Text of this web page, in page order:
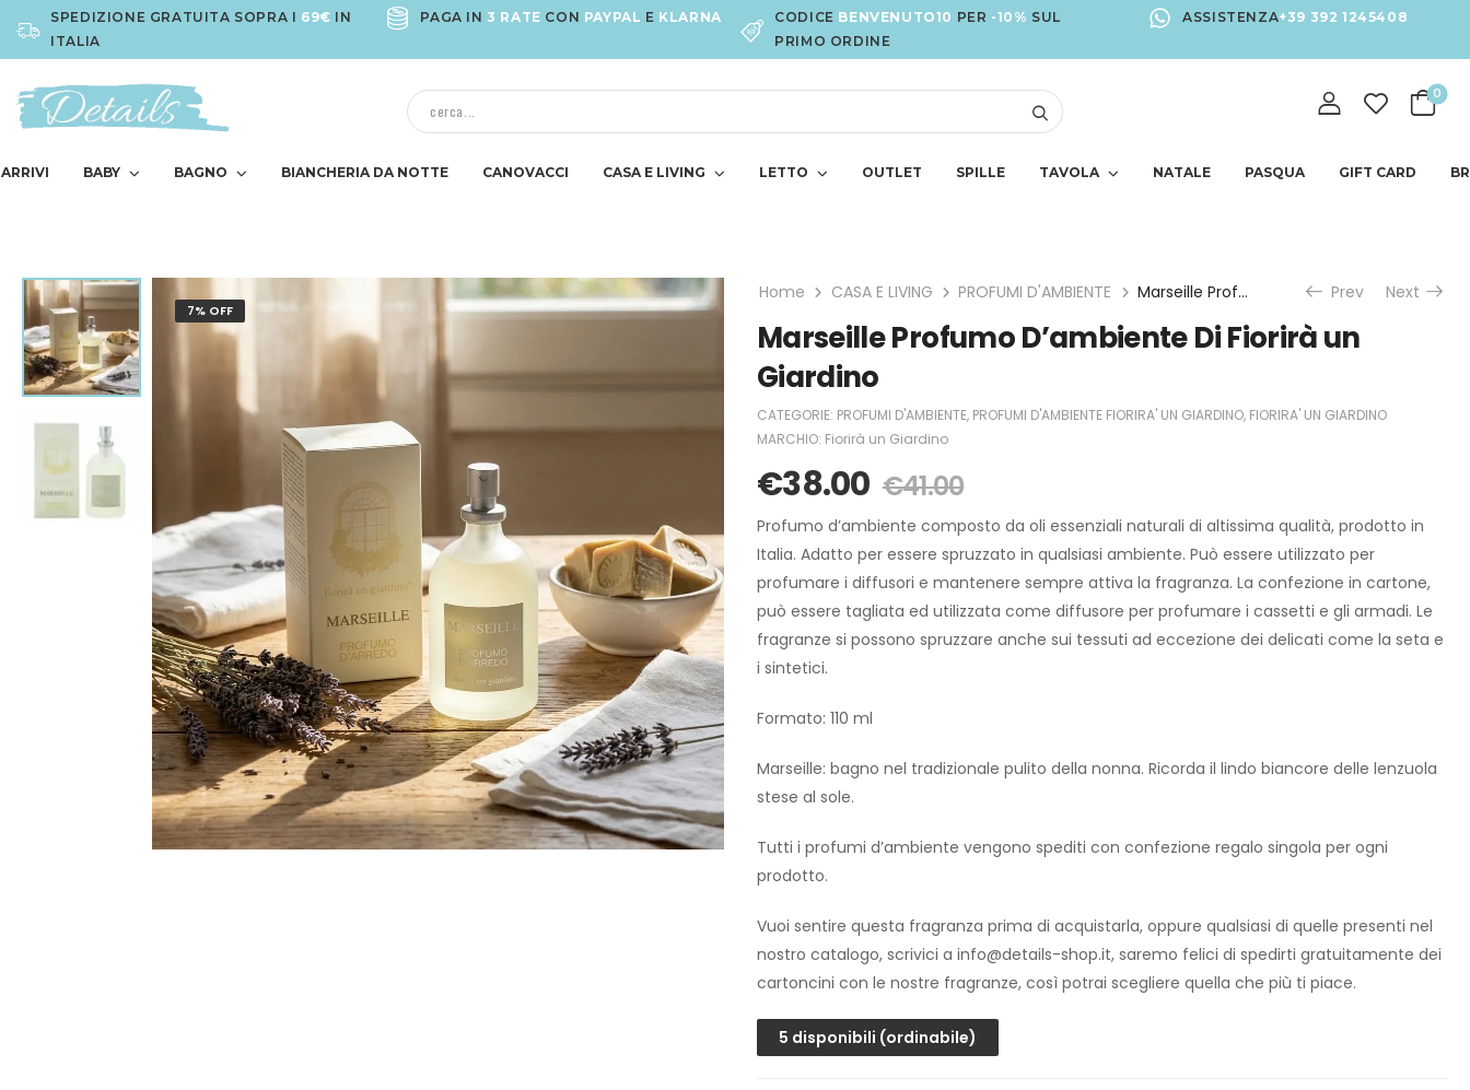
SPEDIZIONE GRATUITA SOPRA I 69€ IN
ITALIA
PAGA IN 3 RATE CON PAYPAL E KLARNA CODICE BENVENUTO10 PER -10% SUL
PRIMO ORDINE
ASSISTENZA+39 392 1245408
0
BABY BAGNO BIANCHERIA DA NOTTE CANOVACCI CASA E LIVING LETTO OUTLET SPILLE TAVOLA NATALE PASQUA GIFT CARD
7% OFF
Home CASA E LIVING PROFUMI D'AMBIENTE Marseille Profumo D’ambiente Di Fiorirà un Giardino Prev Next
Marseille Profumo D’ambiente Di Fiorirà un
Giardino
CATEGORIE: PROFUMI D'AMBIENTE, PROFUMI D'AMBIENTE FIORIRA' UN GIARDINO, FIORIRA' UN GIARDINO
MARCHIO: Fiorirà un Giardino
€38.00 €41.00
Profumo d’ambiente composto da oli essenziali naturali di altissima qualità, prodotto in
Italia. Adatto per essere spruzzato in qualsiasi ambiente. Può essere utilizzato per
profumare i diffusori e mantenere sempre attiva la fragranza. La confezione in cartone,
può essere tagliata ed utilizzata come diffusore per profumare i cassetti e gli armadi. Le
fragranze si possono spruzzare anche sui tessuti ad eccezione dei delicati come la seta e
i sintetici.
Formato: 110 ml
Marseille: bagno nel tradizionale pulito della nonna. Ricorda il lindo biancore delle lenzuola
stese al sole.
Tutti i profumi d’ambiente vengono spediti con confezione regalo singola per ogni
prodotto.
Vuoi sentire questa fragranza prima di acquistarla, oppure qualsiasi di quelle presenti nel
nostro catalogo, scrivici a info@details-shop.it, saremo felici di spedirti gratuitamente dei
cartoncini con le nostre fragranze, così potrai scegliere quella che più ti piace.
5 disponibili (ordinabile)